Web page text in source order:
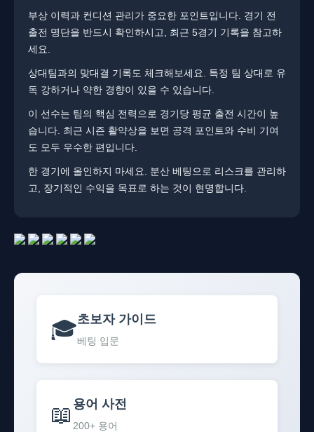
부상 이력과 컨디션 관리가 중요한 포인트입니다. ​​경기 전
출전 명단을 반드시 확인하시고, 최근 5경기 기록을 참고하
세요.
상대팀과의 맞대결 기록도 체크해보세요. ​​특정 팀 상대로 유
독 강하거나 약한 경향이 있을 수 있습니다.
이 선수는 팀의 핵심 전력으로 경기당 평균 출전 시간이 높
습니다. ​최근 시즌 활약상을 보면 공격 포인트와 수비 기여
도 모두 우수한 편입니다.
한 경기에 올인하지 마세요. ​분산 베팅으로 리스크를 관리하
고, 장기적인 수익을 목표로 하는 것이 현명합니다.
🎓초보자 가이드
베팅 입문
📖 용어 사전
200+ 용어